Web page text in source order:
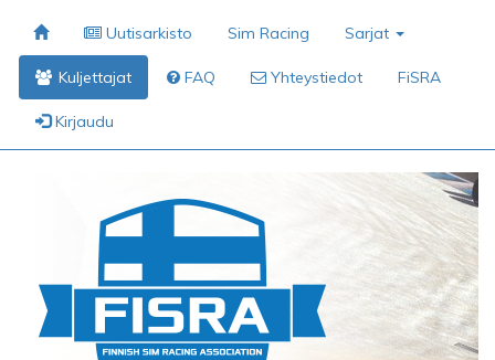
Uutisarkisto Sim Racing Sarjat
Kuljettajat FAQ Yhteystiedot FiSRA
Kirjaudu